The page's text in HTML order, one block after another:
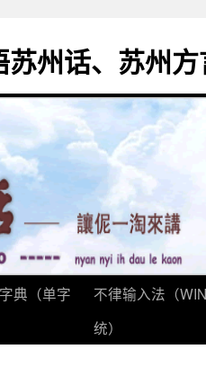
苏州话、苏州
典（单字
不律输入法（
统）